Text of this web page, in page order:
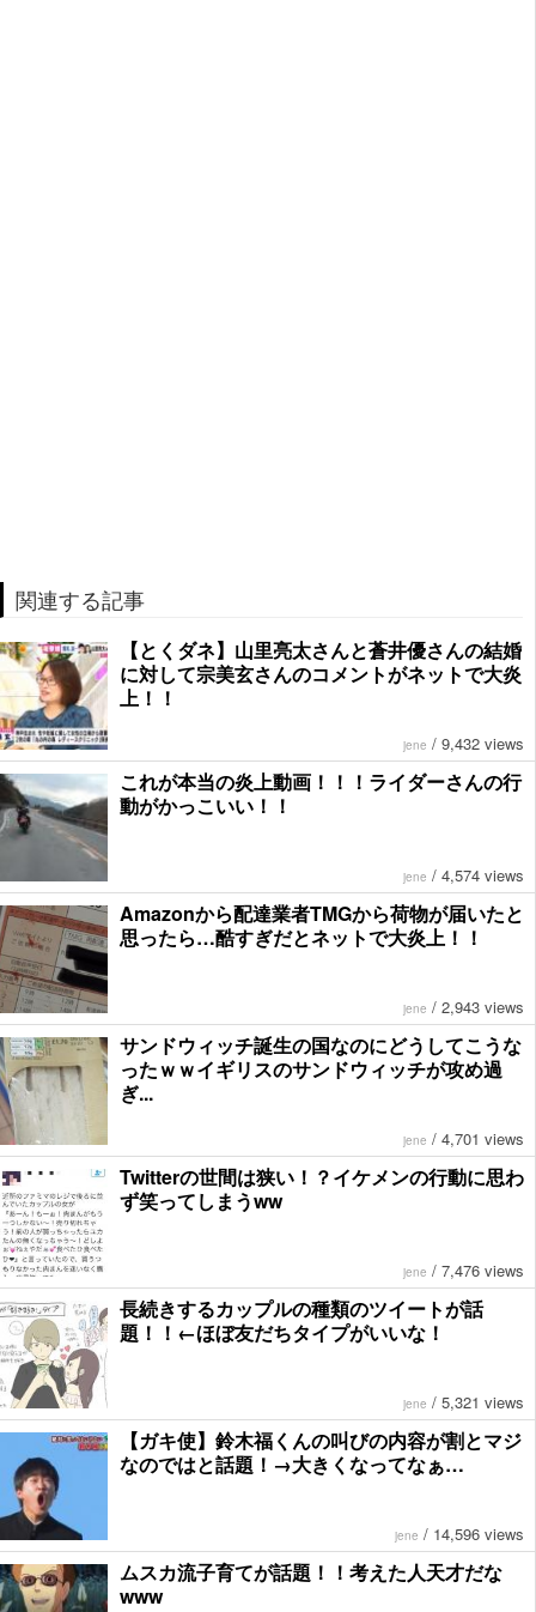
関連する記事
【とくダネ】山里亮太さんと蒼井優さんの結婚
に対して宗美玄さんのコメントがネットで大炎
上！！
jene / 9,432 views
これが本当の炎上動画！！！ライダーさんの行
動がかっこいい！！
jene / 4,574 views
Amazonから配達業者TMGから荷物が届いたと
思ったら…酷すぎだとネットで大炎上！！
jene / 2,943 views
サンドウィッチ誕生の国なのにどうしてこうな
ったｗｗイギリスのサンドウィッチが攻め過
ぎ...
jene / 4,701 views
Twitterの世間は狭い！？イケメンの行動に思わ
ず笑ってしまうww
jene / 7,476 views
長続きするカップルの種類のツイートが話
題！！←ほぼ友だちタイプがいいな！
jene / 5,321 views
【ガキ使】鈴木福くんの叫びの内容が割とマジ
なのではと話題！→大きくなってなぁ…
jene / 14,596 views
ムスカ流子育てが話題！！考えた人天才だな
www